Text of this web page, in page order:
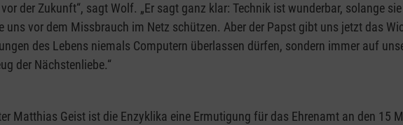
der Zukunft“, sagt Wolf. „Er sagt ganz klar: Technik ist wunderbar, solange
uns vor dem Missbrauch im Netz schützen. Aber der Papst gibt uns jetzt das
des Lebens niemals Computern überlassen dürfen, sondern immer auf
der Nächstenliebe.“
Matthias Geist ist die Enzyklika eine Ermutigung für das Ehrenamt an den 15